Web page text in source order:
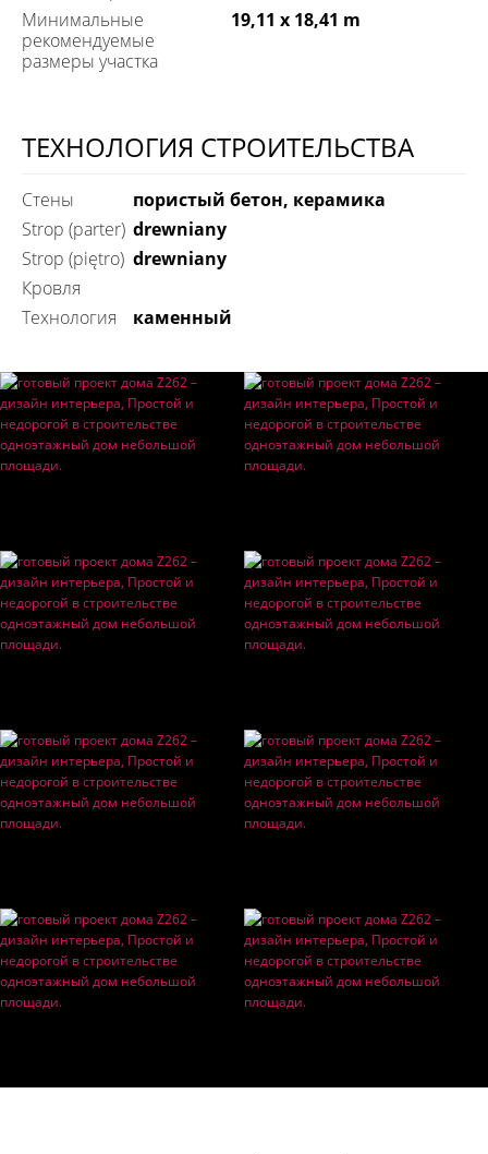
Минимальные
рекомендуемые
размеры участка
19,11 x 18,41 m
ТЕХНОЛОГИЯ СТРОИТЕЛЬСТВА
Стены
пористый бетон, керамика
Strop (parter) drewniany
Strop (piętro) drewniany
Кровля
технология
каменный